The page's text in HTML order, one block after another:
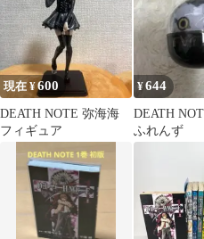
現在 ¥600
DEATH NOTE 弥海海
フィギュア
¥644
DEATH
ふれんず